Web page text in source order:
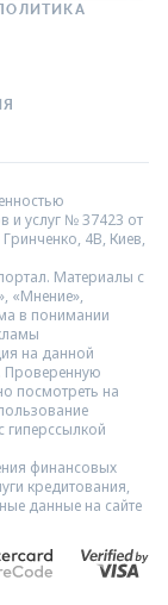
и услуг № 37423 от
4В, Киев,
Материалы с
«Мнение»,
в понимании
на данной
Проверенную
посмотреть на
гиперссылкой
финансовых
кредитования,
данные на сайте